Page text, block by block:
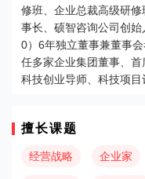
修班、企业总裁高级研
事长、硕智咨询公司创
0）6年独立董事兼董事
任多家企业集团董事、首
科技创业导师、科技项目
擅长课题
经营战略 企业家